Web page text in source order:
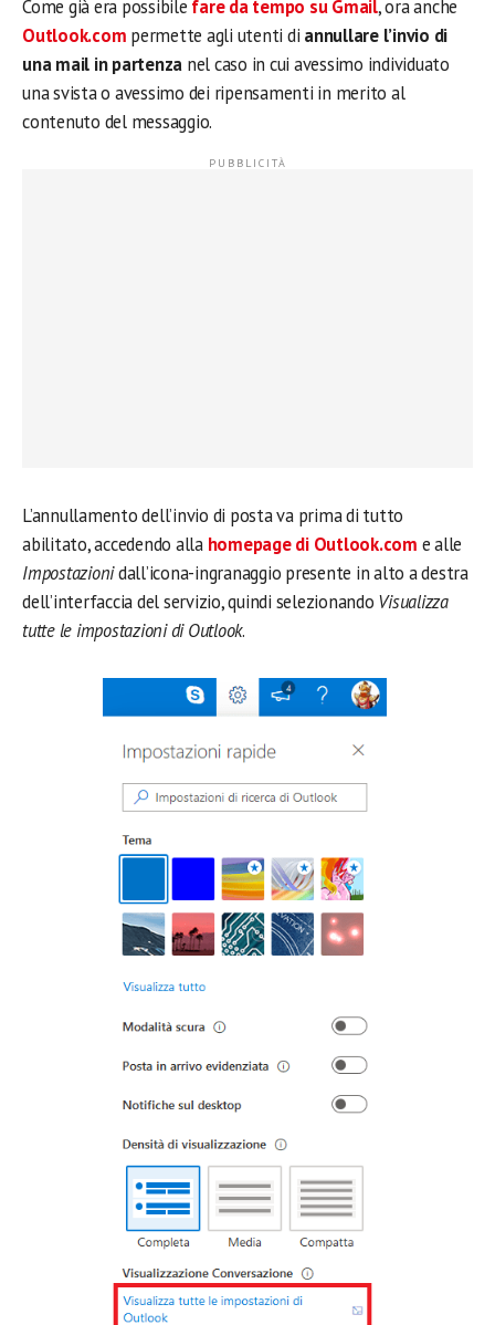
Come già era possibile fare da tempo su Gmail, ora anche
Outlook.com permette agli utenti di annullare l’invio di
una mail in partenza nel caso in cui avessimo individuato
una svista o avessimo dei ripensamenti in merito al
contenuto del messaggio.
L’annullamento dell’invio di posta va prima di tutto
abilitato, accedendo alla homepage di Outlook.com e alle
Impostazionidall’icona-ingranaggio presente in alto a destra
dell’interfaccia del servizio, quindi selezionando Visualizza
tutte le impostazioni di Outlook.